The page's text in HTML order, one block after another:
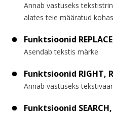
Annab vastuseks
alates teie määratud
Funktsioonid
Asendab tekstis märke
Funktsioonid RIGHT,
Annab vastuseks
Funktsioonid SEARCH,